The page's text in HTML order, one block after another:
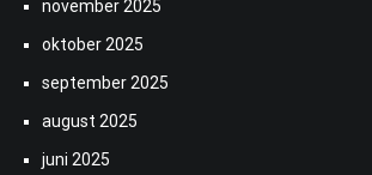
november 2025
oktober 2025
september 2025
august 2025
juni 2025